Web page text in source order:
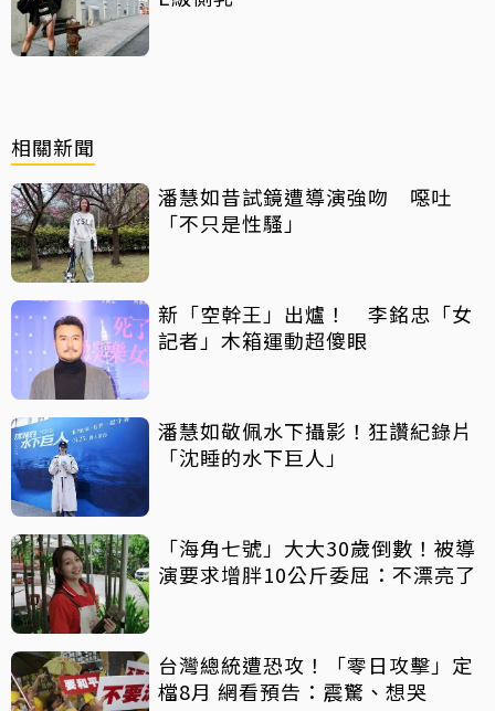
相關新聞
潘慧如昔試鏡遭導演強吻 噁吐
「不只是性騷」
新「空幹王」出爐！ 李銘忠「女
記者」木箱運動超傻眼
潘慧如敬佩水下攝影！狂讚紀錄片
「沈睡的水下巨人」
「海角七號」大大30歲倒數！被導
演要求增胖10公斤委屈：不漂亮了
台灣總統遭恐攻！「零日攻擊」定
檔8月 網看預告：震驚、想哭